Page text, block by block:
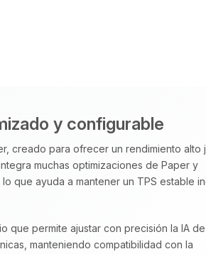
y configurable
creado para ofrecer un rendimiento alto
muchas optimizaciones de Paper y
que ayuda a mantener un TPS estable
que permite ajustar con precisión la IA
manteniendo compatibilidad con la